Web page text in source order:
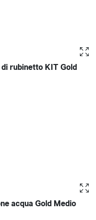
rubinetto KIT Gold
acqua Gold Medio